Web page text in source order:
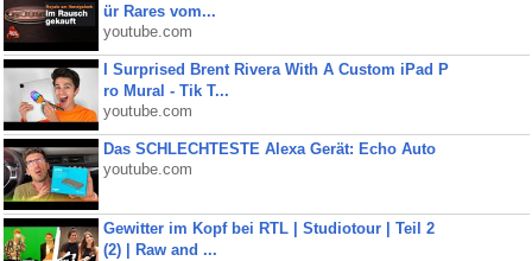
ür Rares vom...
youtube.com
I Surprised Brent Rivera With A Custom iPad P
ro Mural - Tik T...
youtube.com
Das SCHLECHTESTE Alexa Gerät: Echo Auto
youtube.com
Gewitter im Kopf bei RTL | Studiotour | Teil 2
(2) | Raw and ...